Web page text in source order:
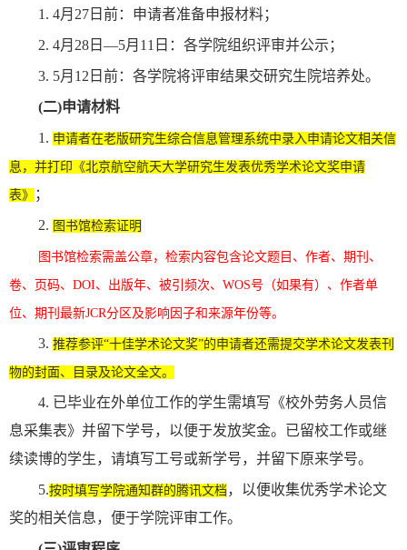
1. 4月27日前：申请者准备申报材料；
2. 4月28日—5月11日：各学院组织评审并公示；
3. 5月12日前：各学院将评审结果交研究生院培养处。
(二)申请材料
1. 申请者在老版研究生综合信息管理系统中录入申请论文相关信
息，并打印《北京航空航天大学研究生发表优秀学术论文奖申请
表》
；
2. 图书馆检索证明
图书馆检索需盖公章，检索内容包含论文题目、作者、期刊、
卷、页码、DOI、出版年、被引频次、WOS号（如果有）、作者单
位、期刊最新JCR分区及影响因子和来源年份等。
3. 推荐参评“十佳学术论文奖”的申请者还需提交学术论文发表刊
物的封面、目录及论文全文。
4. 已毕业在外单位工作的学生需填写《校外劳务人员信
息采集表》并留下学号，以便于发放奖金。已留校工作或继
续读博的学生，请填写工号或新学号，并留下原来学号。
5.按时填写学院通知群的腾讯文档 ，以便收集优秀学术论文
奖的相关信息，便于学院评审工作。